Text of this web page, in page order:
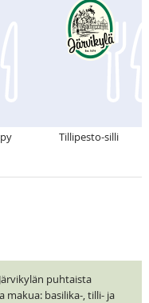
Tillipesto-silli
puhtaista
makua: basilika-, tilli- ja